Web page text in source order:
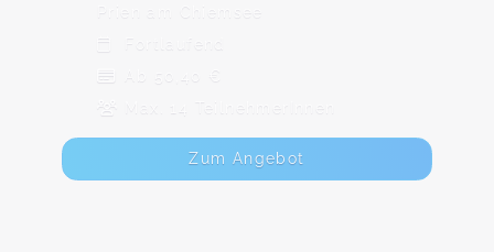
Prien am Chiemsee
Fortlaufend
Ab 50,40 €
Max. 14 TeilnehmerInnen
Zum Angebot